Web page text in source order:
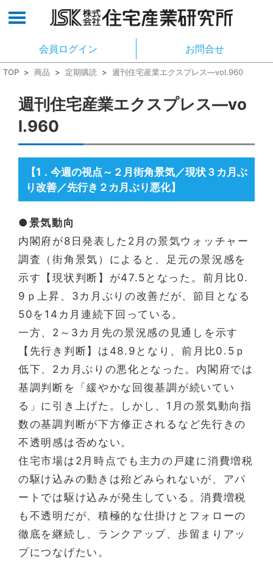
会員ログイン お問合せ
TOP > 商品 > 定期購読 > 週刊住宅産業エクスプレス―vol.960
週刊住宅産業エクスプレス―vo
l.960
【1 ． 今週の視点～２月街角景気／現状３カ月ぶ
り改善／先行き２カ月ぶり悪化】
●景気動向
内閣府が8日発表した2月の景気ウォッチャー
調査（街角景気）によると、足元の景況感を
示す【現状判断】が47.5となった。前月比0.
9ｐ上昇、3カ月ぶりの改善だが、節目となる
50を14カ月連続下回っている。
一方、2～3カ月先の景況感の見通しを示す
【先行き判断】は48.9となり、前月比0.5ｐ
低下、2カ月ぶりの悪化となった。内閣府では
基調判断を「緩やかな回復基調が続いてい
る」に引き上げた。しかし、1月の景気動向指
数の基調判断が下方修正されるなど先行きの
不透明感は否めない。
住宅市場は2月時点でも主力の戸建に消費増税
の駆け込みの動きは殆どみられないが、アパ
ートでは駆け込みが発生している。消費増税
も不透明だが、積極的な仕掛けとフォローの
徹底を継続し、ランクアップ、歩留まりアッ
プにつなげたい。